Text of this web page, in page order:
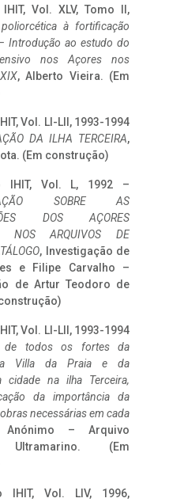
Vol. XLV, Tomo II,
à fortificação
Introdução ao estudo do
nos Açores nos
, Alberto Vieira. (Em
Vol. LI-LII, 1993-1994
DA ILHA TERCEIRA,
(Em construção)
IHIT, Vol. L, 1992 –
SOBRE AS
DOS AÇORES
NOS ARQUIVOS DE
, Investigação de
e Filipe Carvalho –
de Artur Teodoro de
Vol. LI-LII, 1993-1994
de todos os fortes da
Villa da Praia e da
cidade na ilha Terceira,
da importância da
necessárias em cada
– Arquivo
Ultramarino. (Em
IHIT, Vol. LIV, 1996,